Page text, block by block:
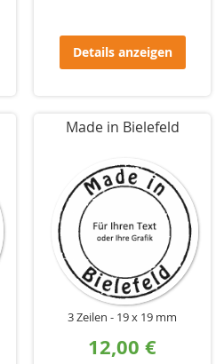
Details anzeigen
Made in Bielefeld
3 Zeilen 19 x 19 mm
12,00 €